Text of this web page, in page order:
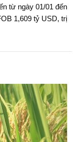
từ ngày 01/01 đến
1,609 tỷ USD, trị